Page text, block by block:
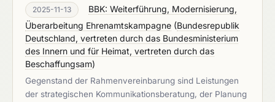
2025-11-13
BBK: Weiterführung, Modernisierung,
Überarbeitung Ehrenamtskampagne (Bundesrepublik
Deutschland, vertreten durch das Bundesministerium
des Innern und für Heimat, vertreten durch das
Beschaffungsam)
Gegenstand der Rahmenvereinbarung sind Leistungen
der strategischen Kommunikationsberatung, der Planung